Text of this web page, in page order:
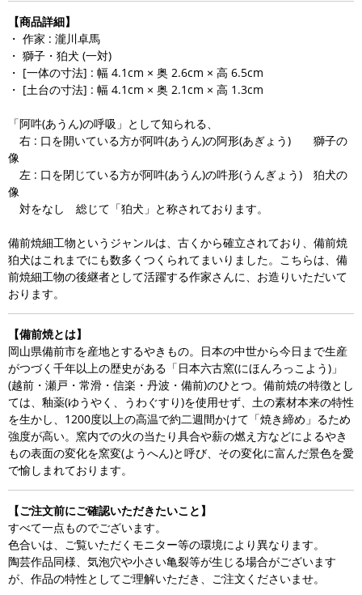
【商品詳細】
・ 作家 : 瀧川卓馬
・ 獅子・狛犬 (一対)
・ [一体の寸法] : 幅 4.1cm × 奥 2.6cm × 高 6.5cm
・ [土台の寸法] : 幅 4.1cm × 奥 2.1cm × 高 1.3cm
「阿吽(あうん)の呼吸」として知られる、
右 : 口を開いている方が阿吽(あうん)の阿形(あぎょう) 獅子の
像
左 : 口を閉じている方が阿吽(あうん)の吽形(うんぎょう) 狛犬の
像
対をなし 総じて「狛犬」と称されております。
備前焼細工物というジャンルは、古くから確立されており、備前焼
狛犬はこれまでにも数多くつくられてまいりました。こちらは、備
前焼細工物の後継者として活躍する作家さんに、お造りいただいて
おります。
【備前焼とは】
岡山県備前市を産地とするやきもの。日本の中世から今日まで生産
がつづく千年以上の歴史がある「日本六古窯(にほんろっこよう)」
(越前・瀬戸・常滑・信楽・丹波・備前)のひとつ。備前焼の特徴とし
ては、釉薬(ゆうやく、うわぐすり)を使用せず、土の素材本来の特性
を生かし、1200度以上の高温で約二週間かけて「焼き締め」るため
強度が高い。窯内での火の当たり具合や薪の燃え方などによるやき
もの表面の変化を窯変(ようへん)と呼び、その変化に富んだ景色を愛
で愉しまれております。
【ご注文前にご確認いただきたいこと】
すべて一点ものでございます。
色合いは、ご覧いただくモニター等の環境により異なります。
陶芸作品同様、気泡穴や小さい亀裂等が生じる場合がございます
が、作品の特性としてご理解いただき、ご注文くださいませ。